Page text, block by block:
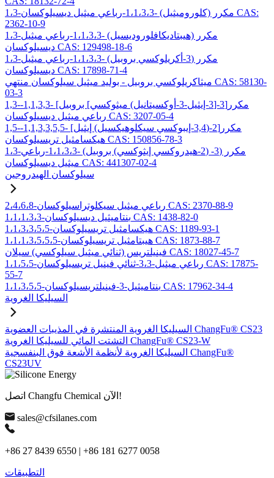
1،3-مكرر (كلوروميثيل) -1،1،3،3-رباعي ميثيل ديسيلوكسان CAS:
2362-10-9
1،3-مكرر (هيبتاديكافلوروديسيل) -1،1،3،3-رباعي ميثيل
ديسيلوكسان CAS: 129498-18-6
1،3-مكرر (3-أكريلوكسي بروبيل) -1،1،3،3-رباعي ميثيل
ديسيلوكسان CAS: 17898-71-4
ميثاكريلوكسي بروبيل - بوليد ميثيل سيلوكسان منتهي CAS: 58130-
03-3
1,3-مكرر[3-[3-إيثيل-3-أوكسيتانيل) ميثوكسي] بروبيل] -1,1,3,3-
رباعي ميثيل ديسيلوكسان CAS: 3207-05-4
1,5-مكرر[2-(3,4-إيبوكسي سيكلوهيكسيل) إيثيل] -1,1,3,3,5,5-
هيكسامثيل تريسيلوكسان CAS: 150856-78-3
1،3-مكرر (3- (2-هيدروكسي إيثوكسي) بروبيل) -1،1،3،3-رباعي
ميثيل ديسيلوكسان CAS: 441307-02-4
سيلوكسان الهيدروجين
2،4،6،8-رباعي ميثيل سيكلوتراسيلوكسان CAS: 2370-88-9
1،1،1،3،3-بنتاميثيل ديسيلوكسان CAS: 1438-82-0
1،1،3،3،5،5-هيكسامثيل تريسيلوكسان CAS: 1189-93-1
1،1،1،3،5،5،5-هيبتامثيل تريسيلوكسان CAS: 1873-88-7
فينيلتريس (ثنائي ميثيل سيلوكسي) سيلان CAS: 18027-45-7
1،1،5،5-رباعي ميثيل-3،3-ثنائي فينيل تريسيلوكسان CAS: 17875-
55-7
1،1،3،5،5-بنتاميثيل-3-فينيلتريسيلوكسان CAS: 17962-34-4
السيليكا الغروية
السيليكا الغروية المنتشرة في المذيبات العضوية ChangFu® CS23
التشتت المائي للسيليكا الغروية ChangFu® CS23-W
السيليكا الغروية لأنظمة الأشعة فوق البنفسجية ChangFu®
CS23UV
اتصل Changfu Chemical الآن!
sales@cfsilanes.com
+86 27 8439 6550 | +86 181 6277 0058
التطبيقات